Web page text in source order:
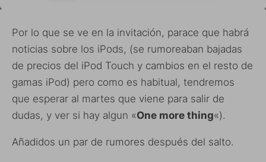
Por lo que se ve en la invitación, parace que habrá
noticias sobre los iPods, (se rumoreaban bajadas
de precios del iPod Touch y cambios en el resto de
gamas iPod) pero como es habitual, tendremos
que esperar al martes que viene para salir de
dudas, y ver si hay algun «One more thing«).
Añadidos un par de rumores después del salto.